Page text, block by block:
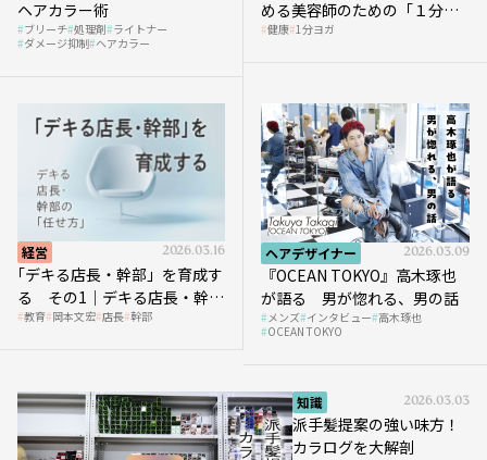
ヘアカラー術
ブリーチ 処理剤 ライトナー
ダメージ抑制 ヘアカラー
める美容師のための「１分ヨ
ガ」講座｜実践編
健康 1分ヨガ
経営 2026.03.16
｢デキる店長・幹部」を育成す
る その1｜デキる店長・幹部
の「任せ方」
教育 岡本文宏 店長 幹部
ヘアデザイナー 2026.03.09
『OCEAN TOKYO』高木琢也
が語る 男が惚れる、男の話
メンズ インタビュー 高木琢也
OCEAN TOKYO
知識 2026.03.03
派手髪提案の強い味方！
カラログを大解剖